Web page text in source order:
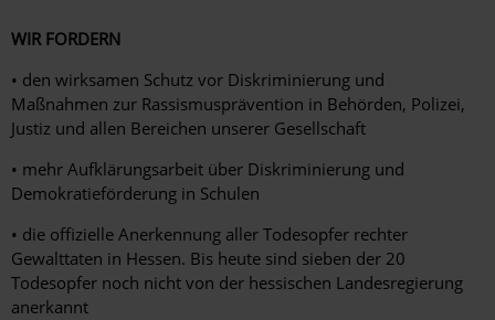
WIR FORDERN
• den wirksamen Schutz vor Diskriminierung und
Maßnahmen zur Rassismusprävention in Behörden, Polizei,
Justiz und allen Bereichen unserer Gesellschaft
• mehr Aufklärungsarbeit über Diskriminierung und
Demokratieförderung in Schulen
• die offizielle Anerkennung aller Todesopfer rechter
Gewalttaten in Hessen. Bis heute sind sieben der 20
Todesopfer noch nicht von der hessischen Landesregierung
anerkannt